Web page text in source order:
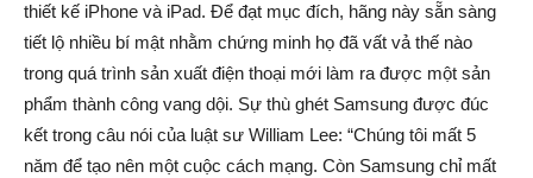
thiết kế iPhone và iPad. Để đạt mục đích, hãng này sẵn sàng
tiết lộ nhiều bí mật nhằm chứng minh họ đã vất vả thế nào
trong quá trình sản xuất điện thoại mới làm ra được một sản
phẩm thành công vang dội. Sự thù ghét Samsung được đúc
kết trong câu nói của luật sư William Lee: “Chúng tôi mất 5
năm để tạo nên một cuộc cách mạng. Còn Samsung chỉ mất